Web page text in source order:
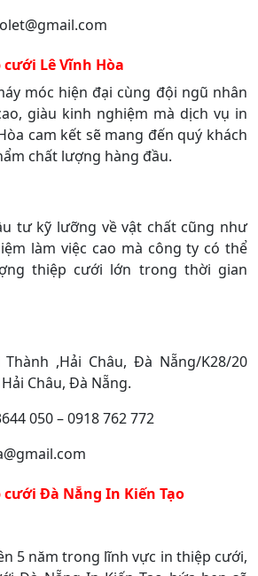
Lê Vĩnh Hòa
móc hiện đại cùng đội ngũ nhân
giàu kinh nghiệm mà dịch vụ in
cam kết sẽ mang đến quý khách
chất lượng hàng đầu.
tư kỹ lưỡng về vật chất cũng như
làm việc cao mà công ty có thể
thiệp cưới lớn trong thời gian
,Hải Châu, Đà Nẵng/K28/20
Châu, Đà Nẵng.
050 – 0918 762 772
Đà Nẵng In Kiến Tạo
5 năm trong lĩnh vực in thiệp cưới,